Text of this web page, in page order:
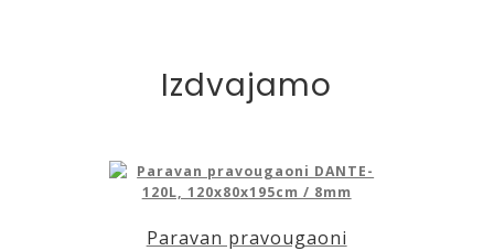
Izdvajamo
Paravan pravougaoni